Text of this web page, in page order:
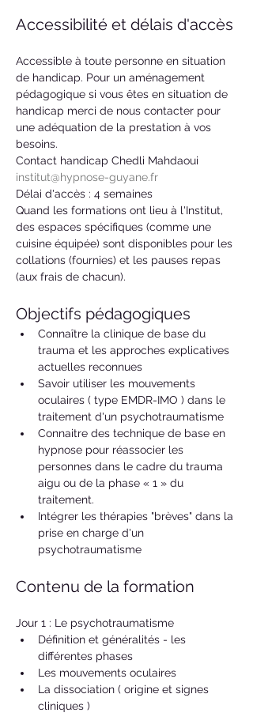
Accessibilité et délais d'accès
Accessible à toute personne en situation
de handicap. Pour un aménagement
pédagogique si vous êtes en situation de
handicap merci de nous contacter pour
une adéquation de la prestation à vos
besoins.
Contact handicap Chedli Mahdaoui
institut@hypnose-guyane.fr
Délai d'accès : 4 semaines
Quand les formations ont lieu à l'Institut,
des espaces spécifiques (comme une
cuisine équipée) sont disponibles pour les
collations (fournies) et les pauses repas
(aux frais de chacun).
Objectifs pédagogiques
Connaître la clinique de base du
trauma et les approches explicatives
actuelles reconnues
Savoir utiliser les mouvements
oculaires ( type EMDR-IMO ) dans le
traitement d'un psychotraumatisme
Connaitre des technique de base en
hypnose pour réassocier les
personnes dans le cadre du trauma
aigu ou de la phase « 1 » du
traitement.
Intégrer les thérapies "brèves" dans la
prise en charge d'un
psychotraumatisme
Contenu de la formation
Jour 1 : Le psychotraumatisme
Définition et généralités - les
différentes phases
Les mouvements oculaires
La dissociation ( origine et signes
cliniques )